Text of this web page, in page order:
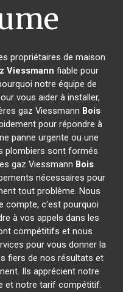
propriétaires de maison
Viessmann fiable pour
notre équipe de
vous aider à installer,
gaz Viessmann Bois
pour répondre à
panne urgente ou une
plombiers sont formés
gaz Viessmann Bois
nécessaires pour
tout problème. Nous
compte, c'est pourquoi
à vos appels dans les
compétitifs et nous
pour vous donner la
fiers de nos résultats et
Ils apprécient notre
et notre tarif compétitif.